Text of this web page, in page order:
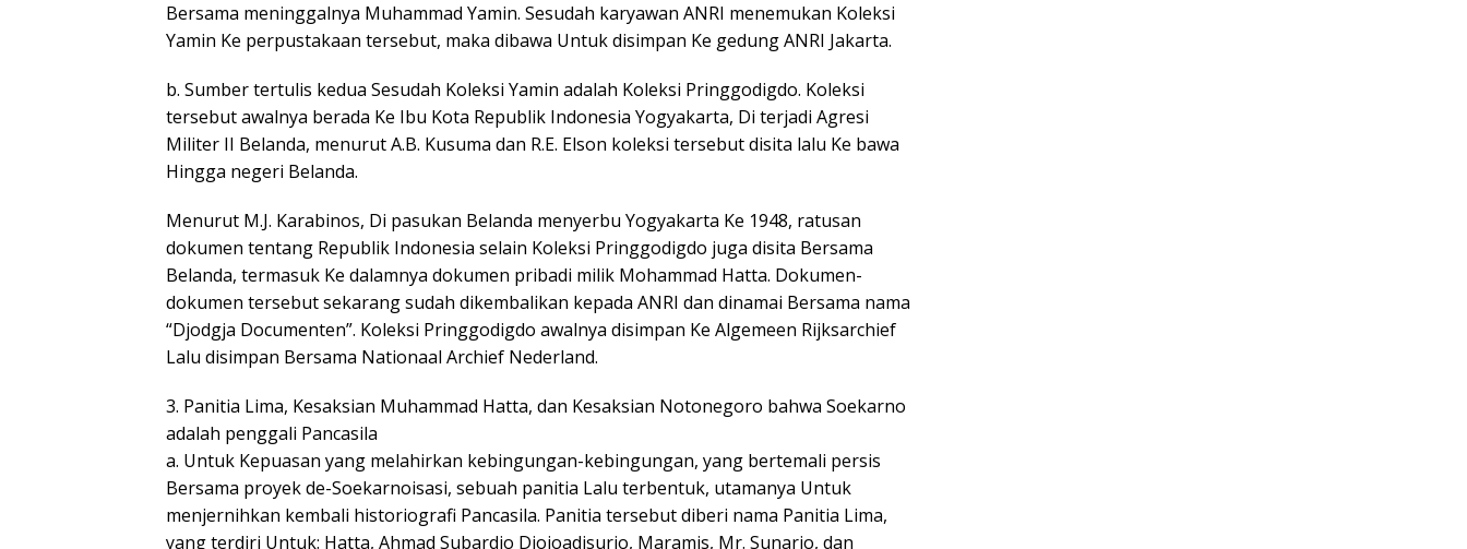
Bersama meninggalnya Muhammad Yamin. Sesudah karyawan ANRI menemukan Koleksi
Yamin Ke perpustakaan tersebut, maka dibawa Untuk disimpan Ke gedung ANRI Jakarta.
b. Sumber tertulis kedua Sesudah Koleksi Yamin adalah Koleksi Pringgodigdo. Koleksi
tersebut awalnya berada Ke Ibu Kota Republik Indonesia Yogyakarta, Di terjadi Agresi
Militer II Belanda, menurut A.B. Kusuma dan R.E. Elson koleksi tersebut disita lalu Ke bawa
Hingga negeri Belanda.
Menurut M.J. Karabinos, Di pasukan Belanda menyerbu Yogyakarta Ke 1948, ratusan
dokumen tentang Republik Indonesia selain Koleksi Pringgodigdo juga disita Bersama
Belanda, termasuk Ke dalamnya dokumen pribadi milik Mohammad Hatta. Dokumen-
dokumen tersebut sekarang sudah dikembalikan kepada ANRI dan dinamai Bersama nama
“Djodgja Documenten”. Koleksi Pringgodigdo awalnya disimpan Ke Algemeen Rijksarchief
Lalu disimpan Bersama Nationaal Archief Nederland.
3. Panitia Lima, Kesaksian Muhammad Hatta, dan Kesaksian Notonegoro bahwa Soekarno
adalah penggali Pancasila
a. Untuk Kepuasan yang melahirkan kebingungan-kebingungan, yang bertemali persis
Bersama proyek de-Soekarnoisasi, sebuah panitia Lalu terbentuk, utamanya Untuk
menjernihkan kembali historiografi Pancasila. Panitia tersebut diberi nama Panitia Lima,
yang terdiri Untuk: Hatta, Ahmad Subardjo Djojoadisurjo, Maramis, Mr. Sunario, dan